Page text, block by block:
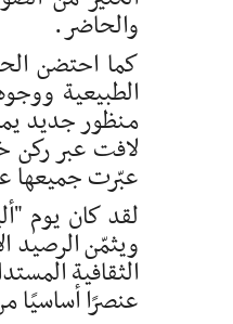
والحاضر.
كما احتضن
الطبيعية
منظور جديد
لافت عبر ركن
عبّرت جميعها
لقد كان يوم
ويثمّن الرصيد
الثقافية
عنصرًا أساسيًا